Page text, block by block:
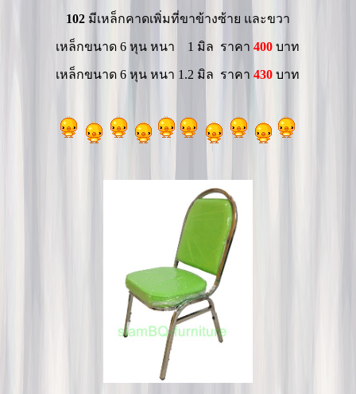
102มีเหล็กคาดเพิ่มที่ขาข้างซ้าย และขวา
เหล็กขนาด 6 หุน หนา 1 มิล ราคา400 บาท
เหล็กขนาด 6 หุน หนา 1.2 มิล ราคา430 บาท